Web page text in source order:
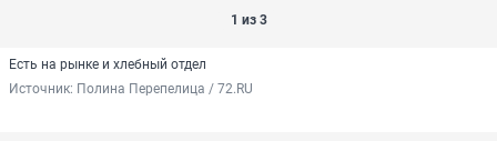
1 из 3
Есть на рынке и хлебный отдел
Источник: Полина Перепелица / 72.RU